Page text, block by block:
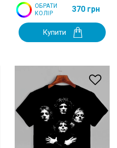
ОБРАТИ
КОЛІР
370 грн
Купити